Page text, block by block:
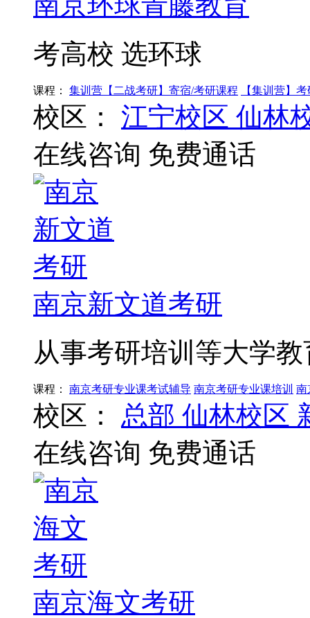
考高校 选环球
课程： 集训营【二战考研】寄宿/考研课程 【集训营】
校区： 江宁校区 仙林
在线咨询 免费通话
南京新文道考研
从事考研培训等大学
课程： 南京考研专业课考试辅导 南京考研专业课培训 南
校区： 总部 仙林校区
在线咨询 免费通话
南京海文考研